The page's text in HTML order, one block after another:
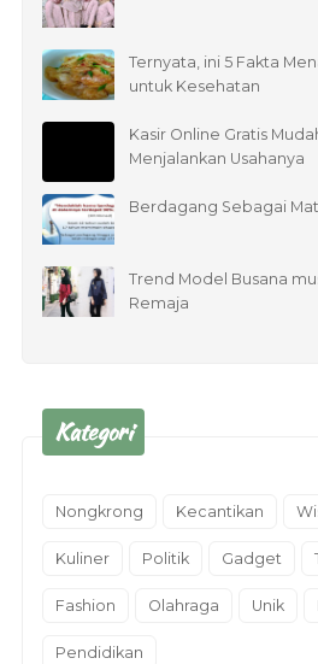
Ternyata, ini 5 Fakta
untuk Kesehatan
Kasir Online Gratis
Menjalankan Usahanya
Berdagang Sebagai
Trend Model Busana
Remaja
Kategori
Nongkrong Kecantikan
Kuliner Politik Gadget
Fashion Olahraga Unik
Pendidikan